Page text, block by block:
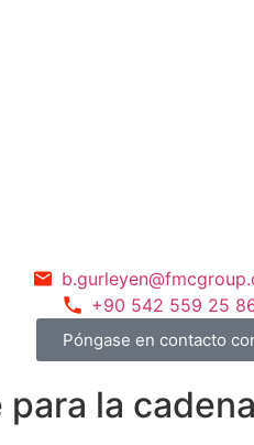
+90 542 559 25
Póngase en contacto
la